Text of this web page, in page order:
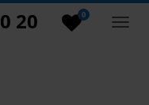
0
20